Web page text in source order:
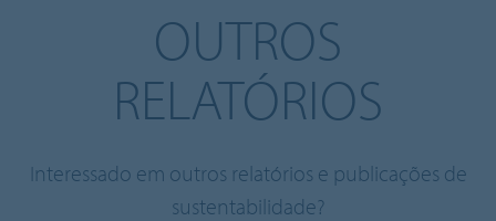
OUTROS
RELATÓRIOS
Interessado em outros relatórios e publicações de
sustentabilidade?